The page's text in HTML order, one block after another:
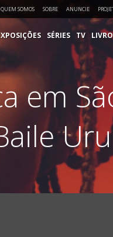
QUEM SOMOS SOBRE ANUNCIE
SÉRIES TV
em